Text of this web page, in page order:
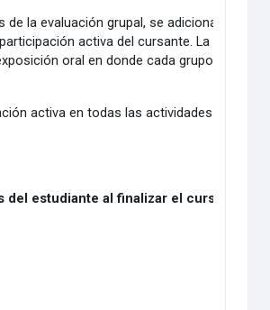
de la evaluación grupal, se adiciona al
activa del cursante. La
oral en donde cada grupo
activa en todas las actividades a
del estudiante al finalizar el curso.